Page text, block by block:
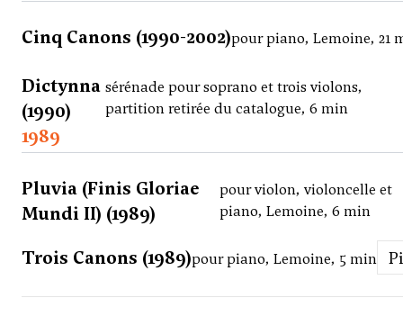
Cinq Canons (1990-2002)pour piano, Lemoine, 21
Dictynna
(1990)
sérénade pour soprano et trois violons,
partition retirée du catalogue, 6 min
1989
Pluvia (Finis Gloriae
Mundi II) (1989)
pour violon, violoncelle et
piano, Lemoine, 6 min
Trois Canons (1989)pour piano, Lemoine, 5 min